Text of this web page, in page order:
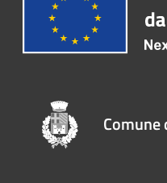
Comune